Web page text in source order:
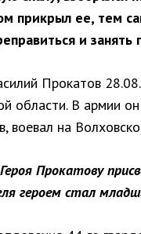
прикрыл ее, тем
и
Прокатов
области. В армии
воевал на
Прокатову
героем стал